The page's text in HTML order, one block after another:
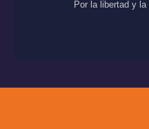
Por la libertad y